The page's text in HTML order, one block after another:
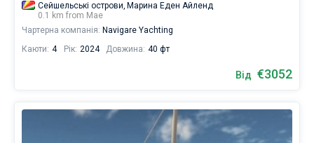
Сейшельські острови, Марина Еден Айленд
0.1 km from Мае
Чартерна компанія: Navigare Yachting
Каюти: 4 Рік: 2024 Довжина: 40 фт
Від €3052